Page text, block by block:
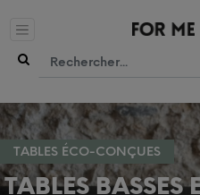
TABLES ÉCO-CONÇUES
TABLES BASSES